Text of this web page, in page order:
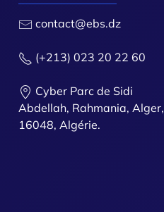
contact@ebs.dz
(+213) 023 20 22 60
Cyber Parc de Sidi
Abdellah, Rahmania, Alger,
16048, Algérie.